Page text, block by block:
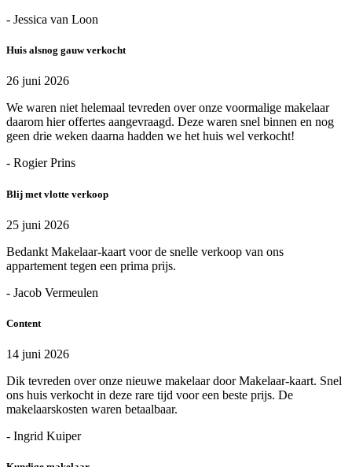
- Jessica van Loon
Huis alsnog gauw verkocht
26 juni 2026
We waren niet helemaal tevreden over onze voormalige makelaar
daarom hier offertes aangevraagd. Deze waren snel binnen en nog
geen drie weken daarna hadden we het huis wel verkocht!
- Rogier Prins
Blij met vlotte verkoop
25 juni 2026
Bedankt Makelaar-kaart voor de snelle verkoop van ons
appartement tegen een prima prijs.
- Jacob Vermeulen
Content
14 juni 2026
Dik tevreden over onze nieuwe makelaar door Makelaar-kaart. Snel
ons huis verkocht in deze rare tijd voor een beste prijs. De
makelaarskosten waren betaalbaar.
- Ingrid Kuiper